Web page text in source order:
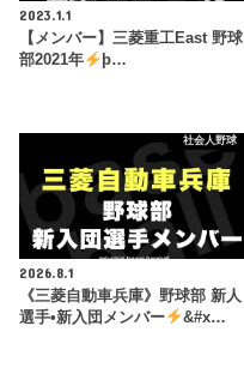
2023.1.1
【メンバー】三菱重工East 野球
部2021年
þ…
社会人野球
2026.8.1
《三菱自動車兵庫》野球部 新人
選手•新入団メンバー
&#x…